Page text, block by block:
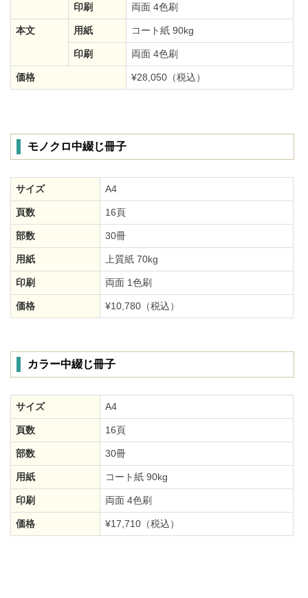
印刷 両面 4色刷
本文 用紙 コート紙 90kg
印刷 両面 4色刷
価格 ¥28,050（税込）
モノクロ中綴じ冊子
サイズ A4
頁数 16頁
部数 30冊
用紙 上質紙 70kg
印刷 両面 1色刷
価格 ¥10,780（税込）
カラー中綴じ冊子
サイズ A4
頁数 16頁
部数 30冊
用紙 コート紙 90kg
印刷 両面 4色刷
価格 ¥17,710（税込）